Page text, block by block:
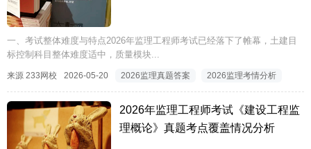
一、考试整体难度与特点2026年监理工程师考试已经落下了帷幕，土建目
标控制科目整体难度适中，质量模块...
来源 233网校 2026-05-20 2026监理真题答案 2026监理考情分析
2026年监理工程师考试《建设工程监
理概论》真题考点覆盖情况分析